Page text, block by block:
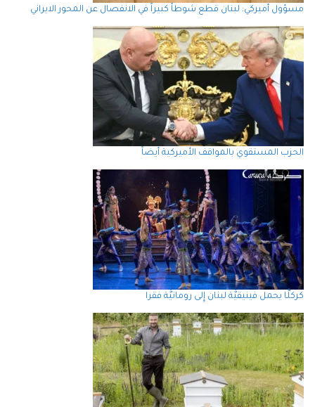
مسؤول أميركي: لبنان قطع شوطاً كبيراً في الانفصال عن المحور الايراني
الحزب المستقوي بالمواقف الأميركية أيضاً
كركلَّا يحمل فينيقيَّة لبنان إِلى رومانيَّة فقرا